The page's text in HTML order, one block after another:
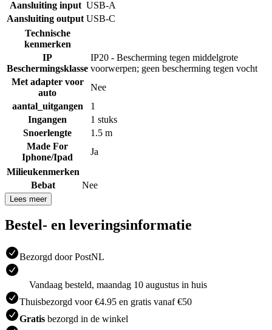
Aansluiting input USB-A
Aansluiting output USB-C
Technische
kenmerken
IP
Beschermingsklasse
IP20 - Bescherming tegen middelgrote
voorwerpen; geen bescherming tegen vocht
Met adapter voor
auto
Nee
aantal_uitgangen
1
Ingangen
1 stuks
Snoerlengte
1.5 m
Made For
Iphone/Ipad
Ja
Milieukenmerken
Bebat
Nee
Lees meer
Bestel- en leveringsinformatie
Bezorgd door PostNL
Vandaag besteld, maandag 10 augustus in huis
Thuisbezorgd voor €4.95 en gratis vanaf €50
Gratis bezorgd in de winkel